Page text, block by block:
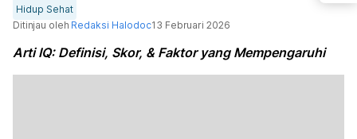
Hidup Sehat
Ditinjau oleh Redaksi Halodoc13 Februari 2026
Arti IQ: Definisi, Skor, & Faktor yang Mempengaruhi